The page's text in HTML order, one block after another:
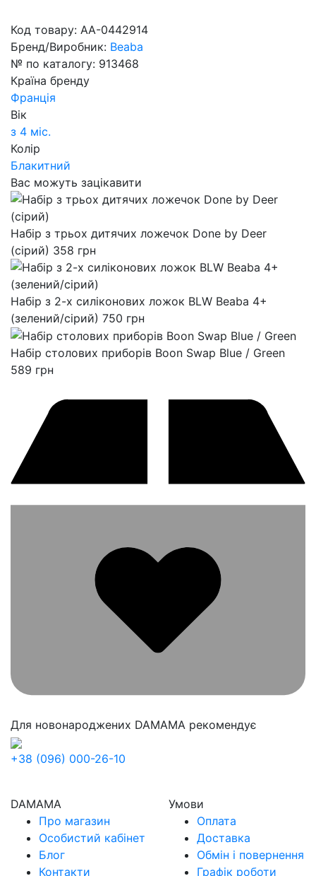
Код товару: AA-0442914
Бренд/Виробник: Beaba
№ по каталогу: 913468
Країна бренду
Франція
Вік
з 4 міс.
Колір
Блакитний
Вас можуть зацікавити
Набір з трьох дитячих ложечок Done by Deer
(сірий) 358 грн
Набір з 2-х силіконових ложок BLW Beaba 4+
(зелений/сірий) 750 грн
Набір столових приборів Boon Swap Blue / Green
589 грн
Для новонароджених DAMAMA рекомендує
+38 (096) 000-26-10
DAMAMA
Про магазин
Особистий кабінет
Блог
Контакти
Умови
Оплата
Доставка
Обмін і повернення
Графік роботи